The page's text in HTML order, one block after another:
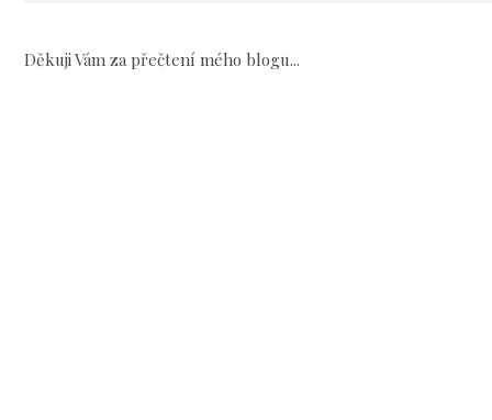
Děkuji Vám za přečtení mého blogu...